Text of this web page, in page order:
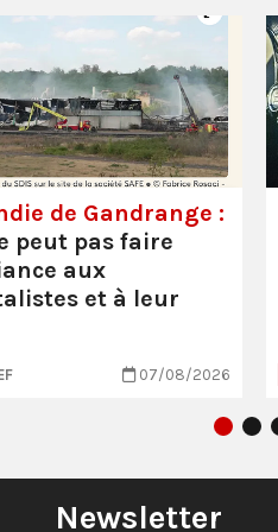
de Gandrange :
peut pas faire
aux
et à leur
07/08/2026
Newsletter